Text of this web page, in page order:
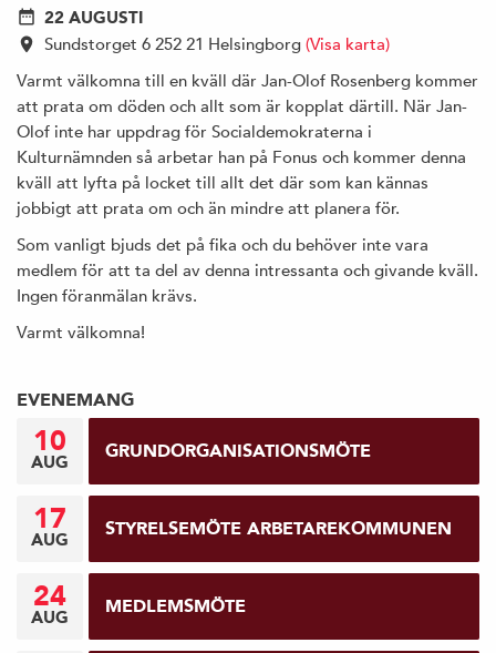
22 AUGUSTI
Sundstorget 6 252 21 Helsingborg (Visa karta)
Varmt välkomna till en kväll där Jan-Olof Rosenberg kommer
att prata om döden och allt som är kopplat därtill. När Jan-
Olof inte har uppdrag för Socialdemokraterna i
Kulturnämnden så arbetar han på Fonus och kommer denna
kväll att lyfta på locket till allt det där som kan kännas
jobbigt att prata om och än mindre att planera för.
Som vanligt bjuds det på fika och du behöver inte vara
medlem för att ta del av denna intressanta och givande kväll.
Ingen föranmälan krävs.
Varmt välkomna!
EVENEMANG
10
AUG GRUNDORGANISATIONSMÖTE
17
AUG STYRELSEMÖTE ARBETAREKOMMUNEN
24
AUG MEDLEMSMÖTE